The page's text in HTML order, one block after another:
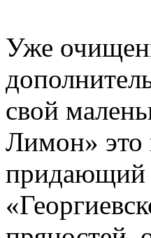
Уже
свой
Лимон» это
придающий